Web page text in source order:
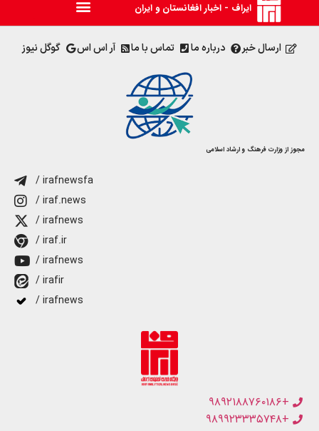
ایراف - اخبار افغانستان و ایران
ارسال خبر درباره ما تماس با ما آر اس اس گوگل نیوز
مجوز از وزارت فرهنگ و ارشاد اسلامی
/ irafnewsfa
/ iraf.news
/ irafnews
/ iraf.ir
/ irafnews
/ irafir
/ irafnews
+۹۸۹۲۱۸۸۷۶۰۱۸۶
+۹۸۹۹۲۳۳۳۵۷۴۸